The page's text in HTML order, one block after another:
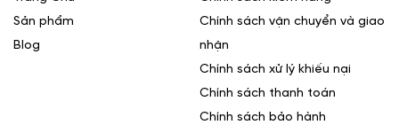
Sản phẩm
Blog
Chính sách vận chuyển và giao
nhận
Chính sách xử lý khiếu nại
Chính sách thanh toán
Chính sách bảo hành